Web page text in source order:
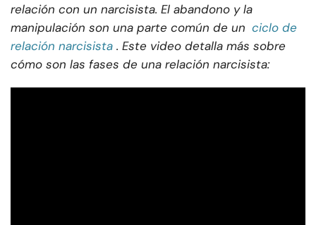
relación con un narcisista. El abandono y la
manipulación son una parte común de un ciclo de
relación narcisista . Este video detalla más sobre
cómo son las fases de una relación narcisista: